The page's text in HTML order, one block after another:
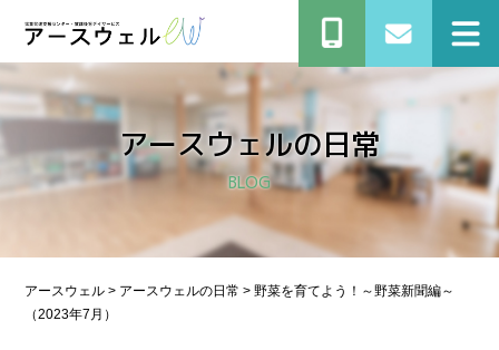
アースウェルの⽇常
BLOG
アースウェル > アースウェルの⽇常 >野菜を育てよう！～野菜新聞編～
（2023年7月）